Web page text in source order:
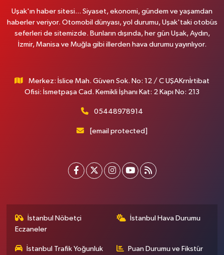
Uşak'ın haber sitesi... Siyaset, ekonomi, gündem ve yaşamdan
haberler veriyor. Otomobil dünyası, yol durumu, Uşak'taki otobüs
seferleri de sitemizde. Bunların dışında, her gün Uşak, Aydın,
İzmir, Manisa ve Muğla gibi illerden hava durumu yayınlıyor.
Merkez: İslice Mah. Güven Sok. No: 12 / C UŞAKrnİrtibat
Ofisi: İsmetpaşa Cad. Kemikli İşhanı Kat: 2 Kapı No: 213
05448978914
[email protected]
İstanbul Nöbetçi
Eczaneler
İstanbul Hava Durumu
İstanbul Trafik Yoğunluk
Puan Durumu ve Fikstür